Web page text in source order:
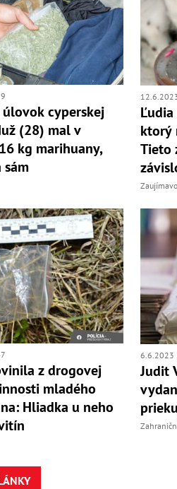
cyperskej
(28) mal v
kg marihuany,
ktorý
Tieto
z drogovej
mladého
Hliadka u neho
6.6.2023
Judit